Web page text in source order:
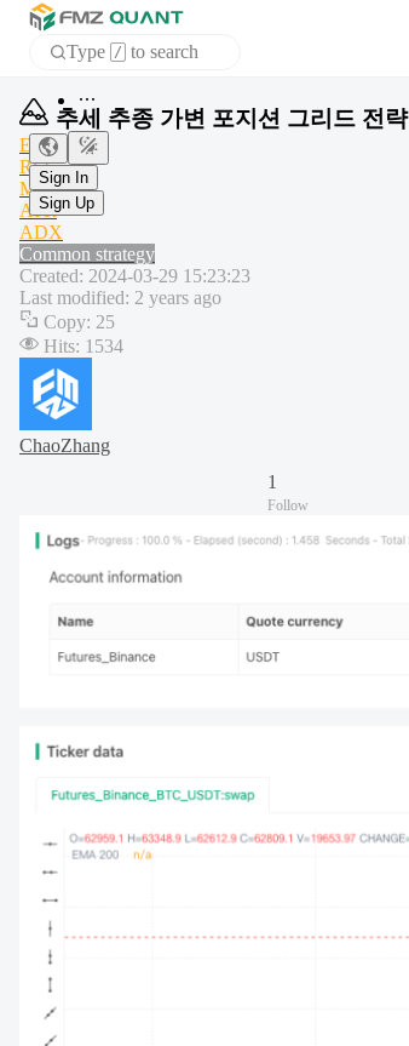
Type / to search
Home
APP
Sign In
Sign Up
추세 추종 가변 포지션 그리드 전략
EMA
RSI
MACD
ATR
ADX
Common strategy
Created: 2024-03-29 15:23:23
Last modified: 2 years ago
Copy: 25
Hits: 1534
ChaoZhang
1
Follow